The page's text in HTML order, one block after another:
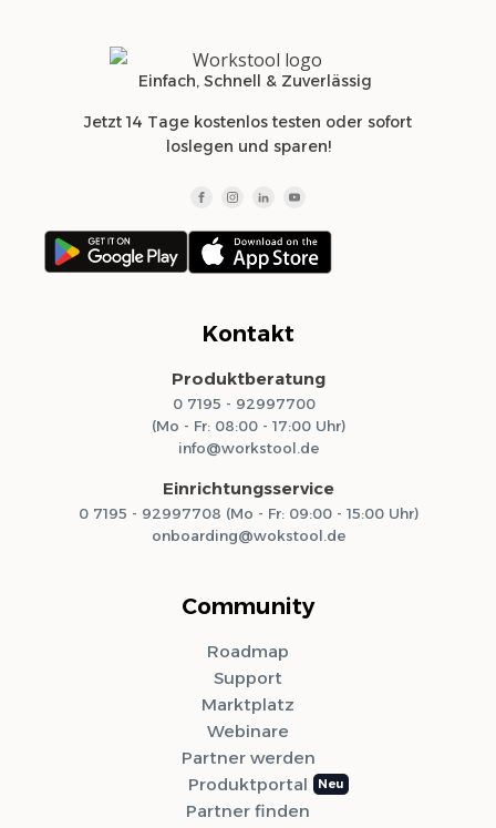
Einfach, Schnell & Zuverlässig
Jetzt 14 Tage kostenlos testen oder sofort
loslegen und sparen!
Kontakt
Produktberatung
0 7195 - 92997700
(Mo - Fr: 08:00 - 17:00 Uhr)
info@workstool.de
Einrichtungsservice
0 7195 - 92997708 (Mo - Fr: 09:00 - 15:00 Uhr)
onboarding@wokstool.de
Community
Roadmap
Support
Marktplatz
Webinare
Partner werden
Produktportal
Partner finden